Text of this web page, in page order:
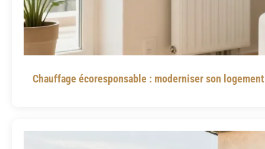
Chauffage écoresponsable : moderniser son